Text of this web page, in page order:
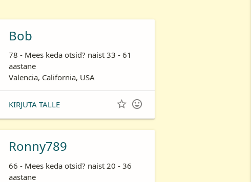
Bob
78 - Mees keda otsid? naist 33 - 61
aastane
Valencia, California, USA
KIRJUTA TALLE  
Ronny789
66 - Mees keda otsid? naist 20 - 36
aastane